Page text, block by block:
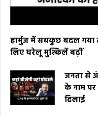
हार्मुज में सबकुछ बदल गया
लिए घरेलू मुश्किलें बढ़ीं
जनता से
के नाम
ढिलाई